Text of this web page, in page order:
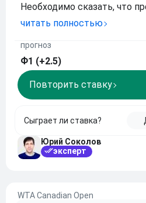
Необходимо сказать, что
в этом году порой
кряду на кортах
особых успехо
читать полностью
прогноз
Ф1 (+2.5)
Повторить ставку
Сыграет ли ставка?
Юрий Соколов
эксперт
WTA Canadian Open